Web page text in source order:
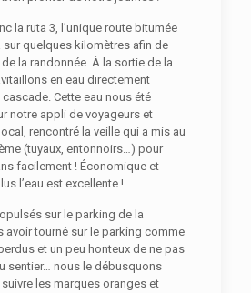
la ruta 3, l’unique route bitumée
sur quelques kilomètres afin de
la randonnée. À la sortie de la
en eau directement
cascade. Cette eau nous été
notre appli de voyageurs et
rencontré la veille qui a mis au
(tuyaux, entonnoirs…) pour
facilement ! Économique et
l’eau est excellente !
sur le parking de la
avoir tourné sur le parking comme
et un peu honteux de ne pas
sentier… nous le débusquons
les marques oranges et